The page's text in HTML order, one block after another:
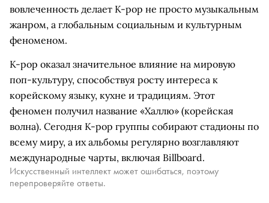
вовлеченность делает K-pop не просто музыкальным
жанром, а глобальным социальным и культурным
феноменом.
K-pop оказал значительное влияние на мировую
поп-культуру, способствуя росту интереса к
корейскому языку, кухне и традициям. Этот
феномен получил название «Халлю» (корейская
волна). Сегодня K-pop группы собирают стадионы по
всему миру, а их альбомы регулярно возглавляют
международные чарты, включая Billboard.
Искусственный интеллект может ошибаться, поэтому
перепроверяйте ответы.